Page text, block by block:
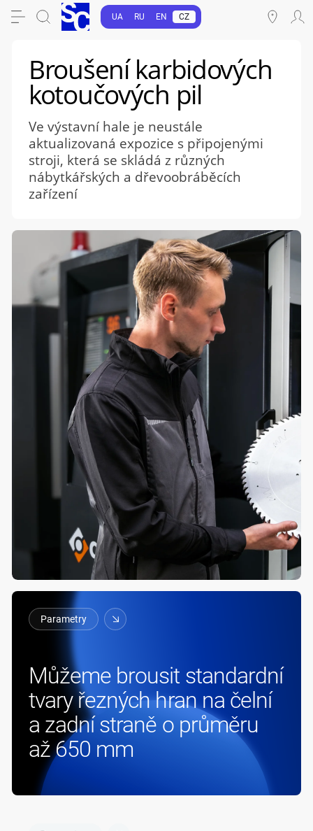
UA RU EN CZ
Broušení karbidových
kotoučových pil
Ve výstavní hale je neustále
aktualizovaná expozice s připojenými
stroji, která se skládá z různých
nábytkářských a dřevoobráběcích
zařízení
Parametry
Můžeme brousit standardní
tvary řezných hran na čelní
a zadní straně o průměru
až 650 mm